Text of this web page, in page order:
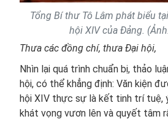
Tổng Bí thư Tô Lâm phát biểu
hội XIV của Đảng.
Thưa các đồng chí, thưa Đại hội,
Nhìn lại quá trình chuẩn bị, thảo
hội, có thể khẳng định: Văn kiện
hội XIV thực sự là kết tinh trí tuệ,
khát vọng vươn lên và quyết tâm